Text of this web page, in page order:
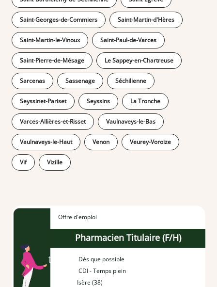
Saint-Georges-de-Commiers Saint-Martin-d'Hères
Saint-Martin-le-Vinoux Saint-Paul-de-Varces
Saint-Pierre-de-Mésage Le Sappey-en-Chartreuse
Sarcenas Sassenage Séchilienne
Seyssinet-Pariset Seyssins La Tronche
Varces-Allières-et-Risset Vaulnaveys-le-Bas
Vaulnaveys-le-Haut Venon Veurey-Voroize
Vif Vizille
Offre d'emploi
Pharmacien Titulaire (F/H)
Dès que possible
CDI - Temps plein
Isère (38)